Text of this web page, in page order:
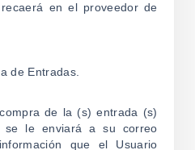
en el proveedor de
de Entradas.
de la (s) entrada (s)
se le enviará a su correo
que el Usuario